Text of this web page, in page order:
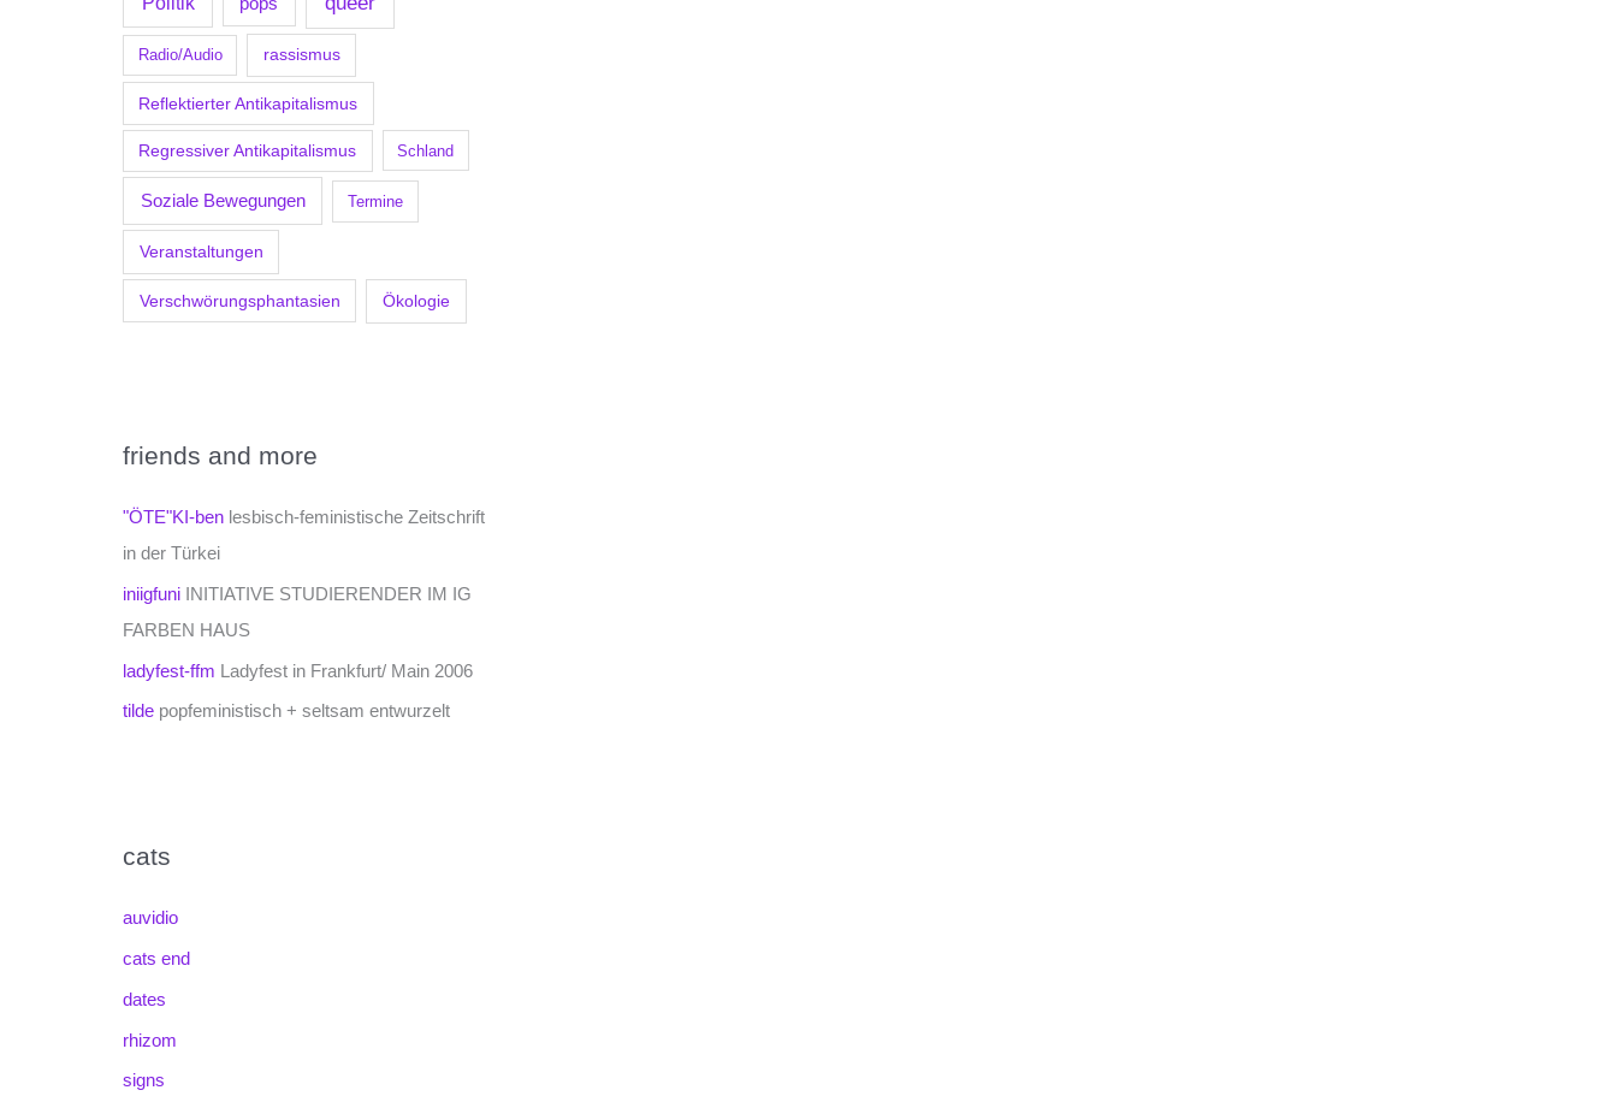
Radio/Audio rassismus
Reflektierter Antikapitalismus
Regressiver Antikapitalismus Schland
Soziale Bewegungen Termine
Veranstaltungen
Verschwörungsphantasien Ökologie
friends and more
"ÖTE"KI-ben lesbisch-feministische Zeitschrift
in der Türkei
iniigfuni INITIATIVE STUDIERENDER IM IG
FARBEN HAUS
ladyfest-ffm Ladyfest in Frankfurt/ Main 2006
tilde popfeministisch + seltsam entwurzelt
cats
auvidio
cats end
dates
rhizom
signs